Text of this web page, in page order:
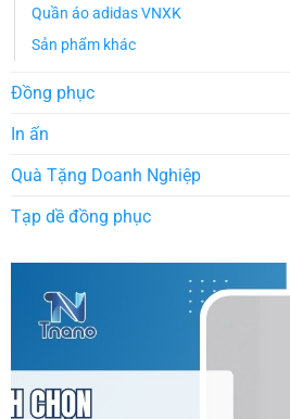
Quần áo adidas VNXK
Sản phẩm khác
Đồng phục
In ấn
Quà Tặng Doanh Nghiệp
Tạp dề đồng phục